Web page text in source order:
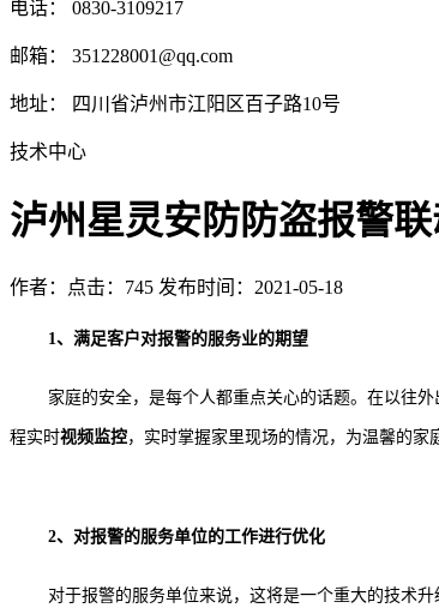
电话： 0830-3109217
邮箱： 351228001@qq.com
地址： 四川省泸州市江阳区百子路10号
技术中心
泸州星灵安防防盗报警
作者： 点击：745 发布时间：2021-05-18
1、满足客户对报警的服务业的期望
家庭的安全，是每个人都重点关心的话题。在以往
程实时视频监控，实时掌握家里现场的情况，为温馨的家
2、对报警的服务单位的工作进行优化
对于报警的服务单位来说，这将是一个重大的技术